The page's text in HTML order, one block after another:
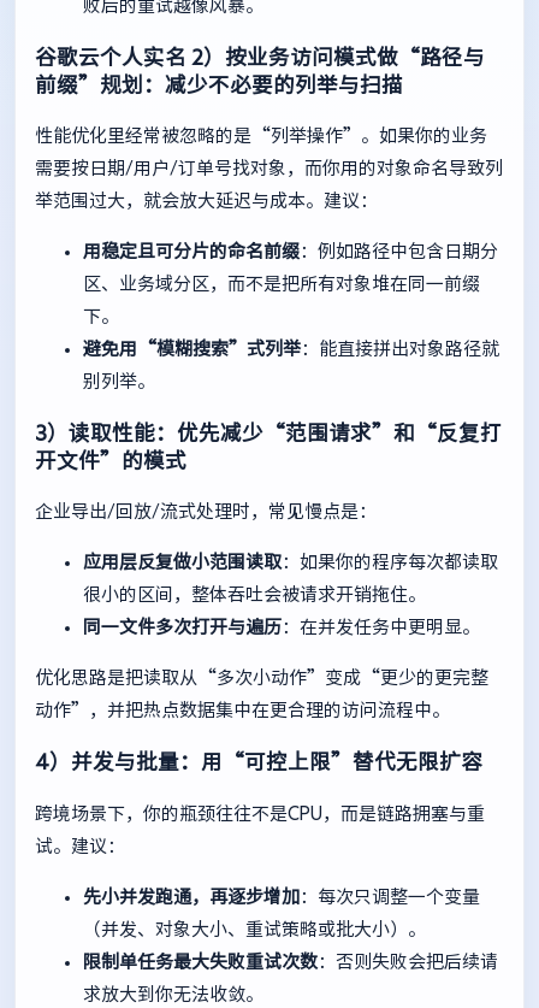
败后的重试越像风暴。
谷歌云个人实名 2）按业务访问模式做“路径与
前缀”规划：减少不必要的列举与扫描
性能优化里经常被忽略的是“列举操作”。如果你的业务
需要按日期/用户/订单号找对象，而你用的对象命名导致列
举范围过大，就会放大延迟与成本。建议：
用稳定且可分片的命名前缀 ：例如路径中包含日期分
区、业务域分区，而不是把所有对象堆在同一前缀
下。
避免用“模糊搜索”式列举 ：能直接拼出对象路径就
别列举。
3）读取性能：优先减少“范围请求”和“反复打
开文件”的模式
企业导出/回放/流式处理时，常见慢点是：
应用层反复做小范围读取 ：如果你的程序每次都读取
很小的区间，整体吞吐会被请求开销拖住。
同一文件多次打开与遍历 ：在并发任务中更明显。
优化思路是把读取从“多次小动作”变成“更少的更完整
动作”，并把热点数据集中在更合理的访问流程中。
4）并发与批量：用“可控上限”替代无限扩容
跨境场景下，你的瓶颈往往不是CPU，而是链路拥塞与重
试。建议：
先小并发跑通，再逐步增加 ：每次只调整一个变量
（并发、对象大小、重试策略或批大小）。
限制单任务最大失败重试次数 ：否则失败会把后续请
求放大到你无法收敛。